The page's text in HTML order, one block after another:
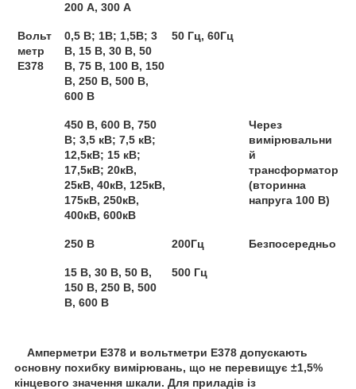
200 А, 300 А
Вольт
метр
Е378
0,5 В; 1В; 1,5В; 3
В, 15 В, 30 В, 50
В, 75 В, 100 В, 150
В, 250 В, 500 В,
600 В
50 Гц, 60Гц
450 В, 600 В, 750
В; 3,5 кВ; 7,5 кВ;
12,5кВ; 15 кВ;
17,5кВ; 20кВ,
25кВ, 40кВ, 125кВ,
175кВ, 250кВ,
400кВ, 600кВ
Через
вимірювальни
й
трансформатор
(вторинна
напруга 100 В)
250 В 200Гц Безпосередньо
15 В, 30 В, 50 В,
150 В, 250 В, 500
В, 600 В
500 Гц
Амперметри Е378 и вольтметри Е378 допускають
основну похибку вимірювань, що не перевищує ±1,5%
кінцевого значення шкали. Для приладів із